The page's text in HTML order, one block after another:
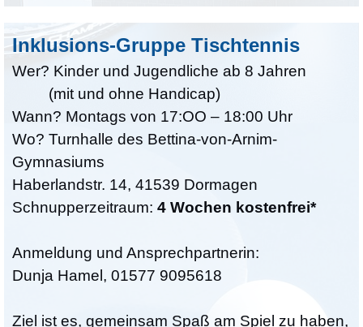
Inklusions-Gruppe Tischtennis
Wer? Kinder und Jugendliche ab 8 Jahren
(mit und ohne Handicap)
Wann? Montags von 17:OO – 18:00 Uhr
Wo? Turnhalle des Bettina-von-Arnim-
Gymnasiums
Haberlandstr. 14, 41539 Dormagen
Schnupperzeitraum: 4 Wochen kostenfrei*
Anmeldung und Ansprechpartnerin:
Dunja Hamel, 01577 9095618
Ziel ist es, gemeinsam Spaß am Spiel zu haben,